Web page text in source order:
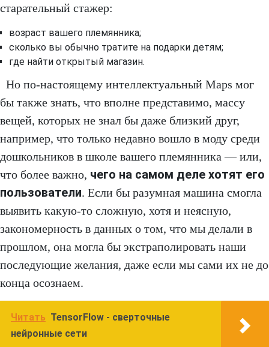
старательный стажер:
возраст вашего племянника;
сколько вы обычно тратите на подарки детям;
где найти открытый магазин.
Но по-настоящему интеллектуальный Maps мог
бы также знать, что вполне представимо, массу
вещей, которых не знал бы даже близкий друг,
например, что только недавно вошло в моду среди
дошкольников в школе вашего племянника — или,
что более важно, чего на самом деле хотят его
пользователи. Если бы разумная машина смогла
выявить какую-то сложную, хотя и неясную,
закономерность в данных о том, что мы делали в
прошлом, она могла бы экстраполировать наши
последующие желания, даже если мы сами их не до
конца осознаем.
Читать TensorFlow - сверточные
нейронные сети